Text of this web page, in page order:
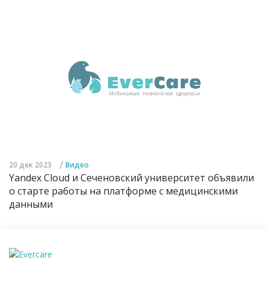
20 дек 2023 / Видео
Yandex Cloud и Сеченовский университет объявили
о старте работы на платформе с медицинскими
данными